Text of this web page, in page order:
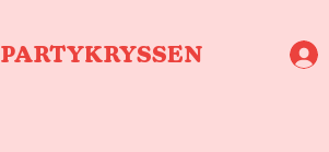
PARTYKRYSSEN